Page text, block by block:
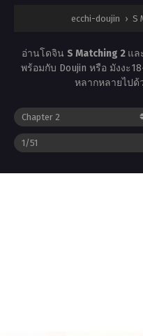
ecchi-doujin › S
อ่านโดจิน S Matching 2 แล
พร้อมกับ Doujin หรือ มังงะ
หลากหลายไปด้